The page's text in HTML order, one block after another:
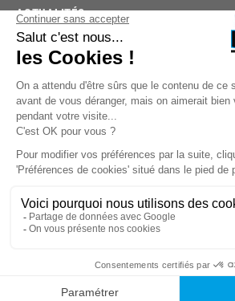
03.85.32.96.74
© 2026 -KPX PARTS- SITE CRÉÉ
ACTUALITÉS
TROUVEZ